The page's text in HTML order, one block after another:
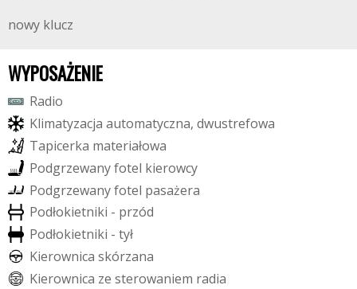
nowy klucz
WYPOSAŻENIE
Radio
Klimatyzacja automatyczna, dwustrefowa
Tapicerka materiałowa
Podgrzewanyfotel kierowcy
Podgrzewanyfotel pasażera
Podłokietniki - przód
Podłokietniki - tył
Kierownica skórzana
Kierownica ze sterowaniem radia